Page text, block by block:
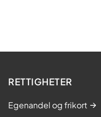
RETTIGHETER
Egenandel og frikort